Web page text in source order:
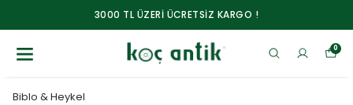
3000 TL ÜZERİ ÜCRETSİZ KARGO !
0
Biblo & Heykel